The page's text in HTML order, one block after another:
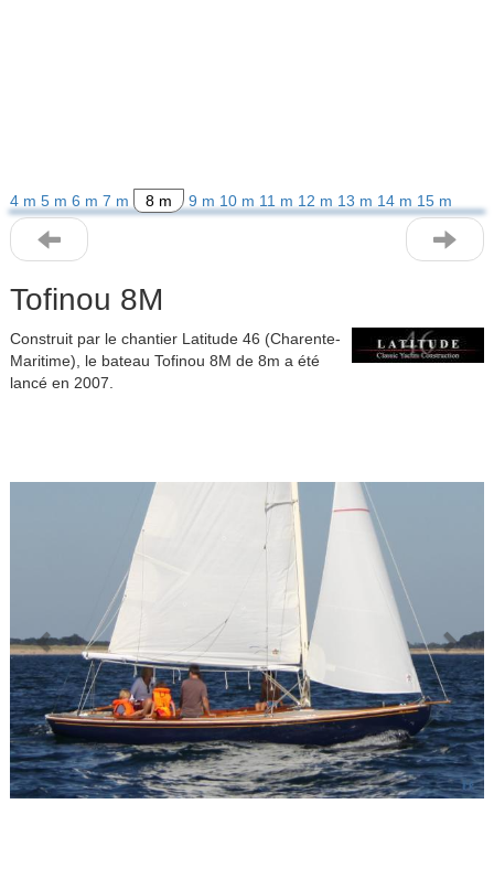
4 m 5 m 6 m 7 m 8 m 9 m 10 m 11 m 12 m 13 m 14 m 15 m
Tofinou 8M
Construit par le chantier Latitude 46 (Charente-
Maritime), le bateau Tofinou 8M de 8m a été
lancé en 2007.